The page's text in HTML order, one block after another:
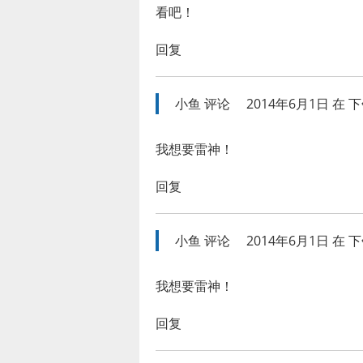
看吧！
回复
小鱼 评论 2014年6月1日 在
我想要雷神！
回复
小鱼 评论 2014年6月1日 在
我想要雷神！
回复